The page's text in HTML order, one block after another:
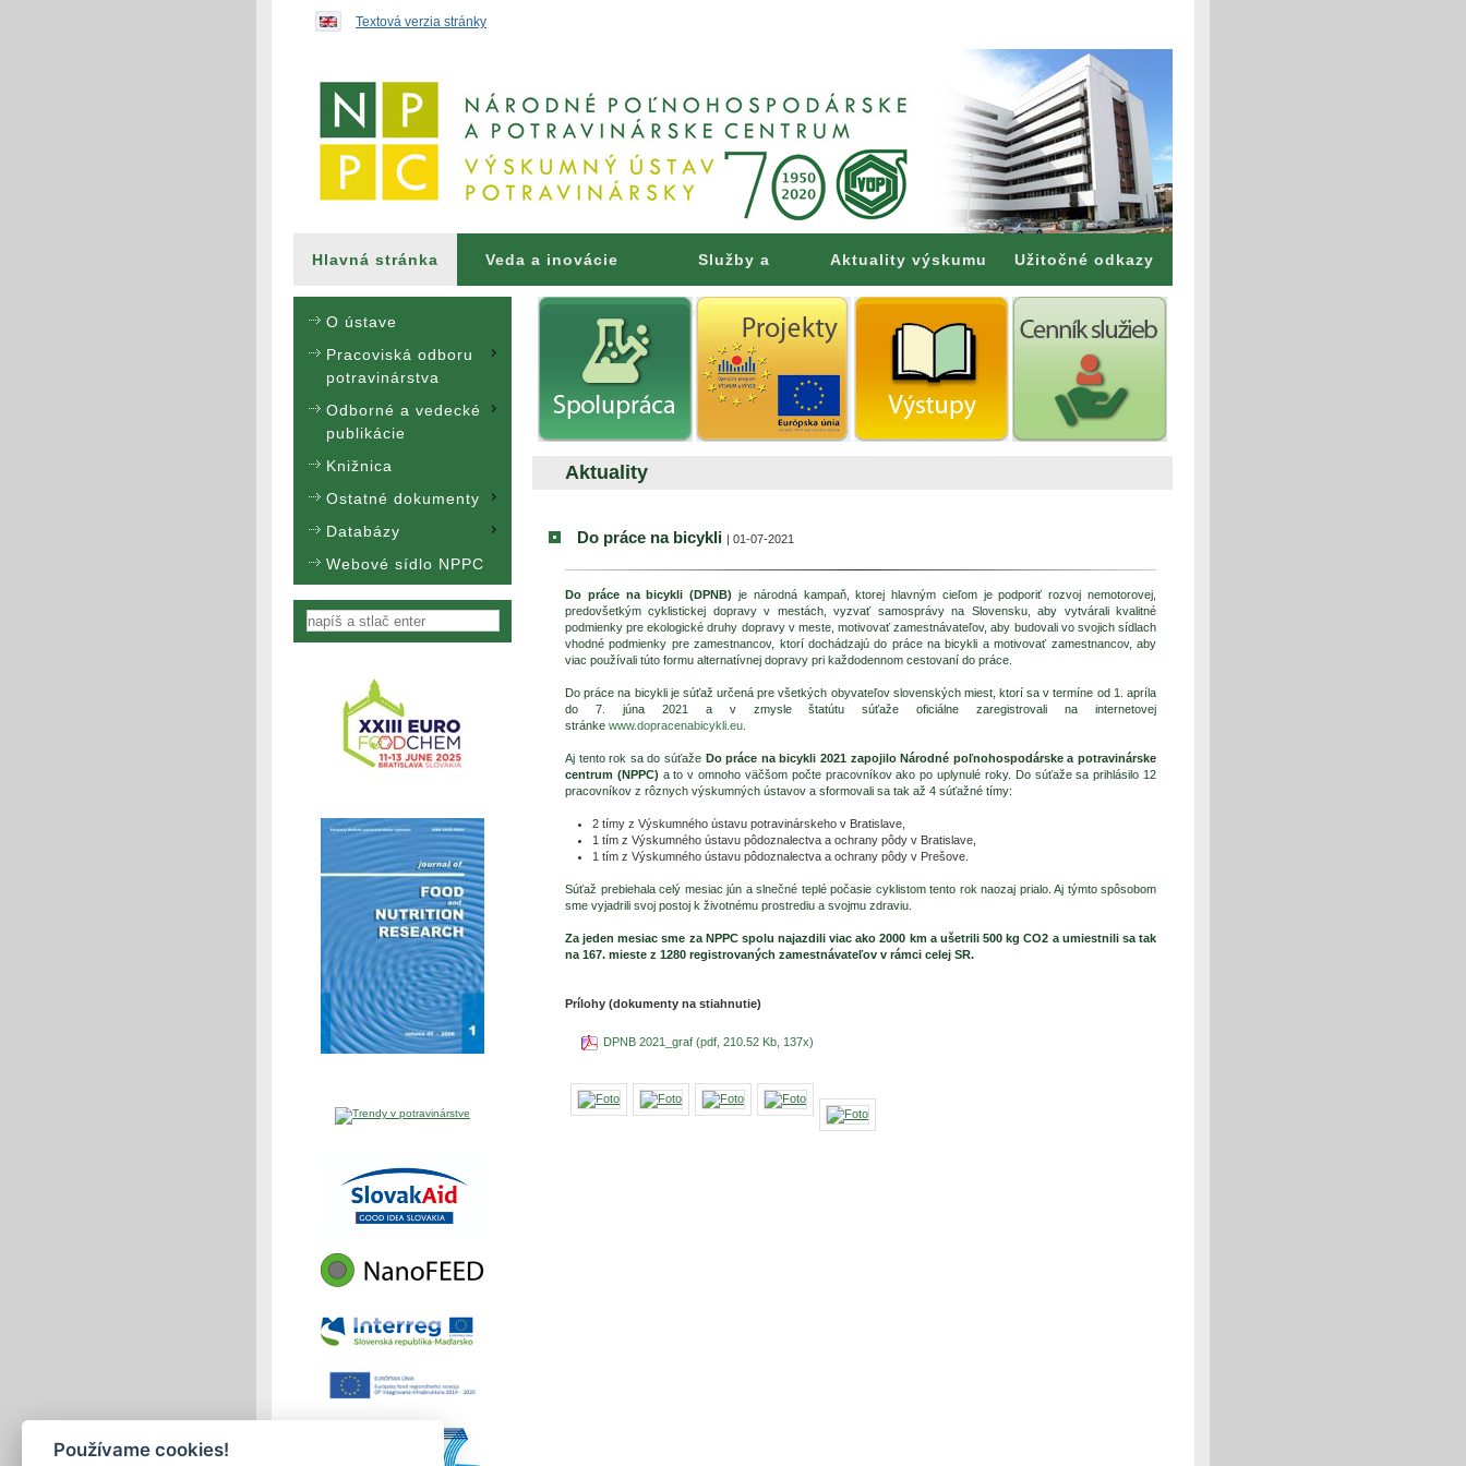
Textová verzia stránky
Hlavná stránka Veda a inovácie Služby a
poradenstvo
Aktuality výskumu Užitočné odkazy
O ústave
Pracoviská odboru
potravinárstva
Odborné a vedecké
publikácie
Knižnica
Ostatné dokumenty
Databázy
Webové sídlo NPPC
Vyhľadávanie
Aktuality
Do práce na bicykli | 01-07-2021
Do práce na bicykli (DPNB) je národná kampaň, ktorej hlavným cieľom je podporiť rozvoj nemotorovej,
predovšetkým cyklistickej dopravy v mestách, vyzvať samosprávy na Slovensku, aby vytvárali kvalitné
podmienky pre ekologické druhy dopravy v meste, motivovať zamestnávateľov, aby budovali vo svojich sídlach
vhodné podmienky pre zamestnancov, ktorí dochádzajú do práce na bicykli a motivovať zamestnancov, aby
viac používali túto formu alternatívnej dopravy pri každodennom cestovaní do práce.
Do práce na bicykli je súťaž určená pre všetkých obyvateľov slovenských miest, ktorí sa v termíne od 1. apríla
do 7. júna 2021 a v zmysle štatútu súťaže oficiálne zaregistrovali na internetovej
stránke www.dopracenabicykli.eu
Aj tento rok sa do súťaže Do práce na bicykli 2021 zapojilo Národné poľnohospodárske a potravinárske
centrum (NPPC) a to v omnoho väčšom počte pracovníkov ako po uplynulé roky. Do súťaže sa prihlásilo 12
pracovníkov z rôznych výskumných ústavov a sformovali sa tak až 4 súťažné tímy:
2 tímy z Výskumného ústavu potravinárskeho v Bratislave,
1 tím z Výskumného ústavu pôdoznalectva a ochrany pôdy v Bratislave,
1 tím z Výskumného ústavu pôdoznalectva a ochrany pôdy v Prešove.
Súťaž prebiehala celý mesiac jún a slnečné teplé počasie cyklistom tento rok naozaj prialo. Aj týmto spôsobom
sme vyjadrili svoj postoj k životnému prostrediu a svojmu zdraviu.
Za jeden mesiac sme za NPPC spolu najazdili viac ako 2000 km a ušetrili 500 kg CO2 a umiestnili sa tak
na 167. mieste z 1280 registrovaných zamestnávateľov v rámci celej SR.
Prílohy (dokumenty na stiahnutie)
DPNB 2021_graf (pdf, 210.52 Kb, 137x)
Používame cookies!